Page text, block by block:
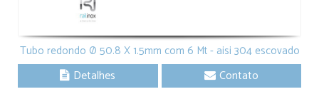
Tubo redondo Ø 50.8 X 1.5mm com 6 Mt - aisi 304 escovado
Detalhes Contato